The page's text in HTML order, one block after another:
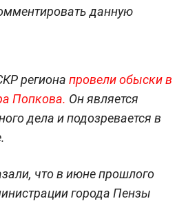
данную
региона провели обыски в
Попкова. Он является
дела и подозревается в
что в июне прошлого
города Пензы